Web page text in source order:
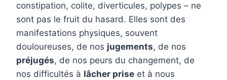
constipation, colite, diverticules, polypes – ne
sont pas le fruit du hasard. Elles sont des
manifestations physiques, souvent
douloureuses, de nos jugements, de nos
préjugés, de nos peurs du changement, de
nos difficultés à lâcher prise et à nous